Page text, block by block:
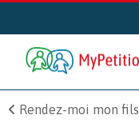
Rendez-moi mon fils